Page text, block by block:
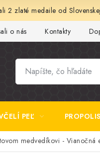
2 zlaté medaile od
o nás Kontakty
PEĽ PROPOLIS
medvedíkovi - Vianočná